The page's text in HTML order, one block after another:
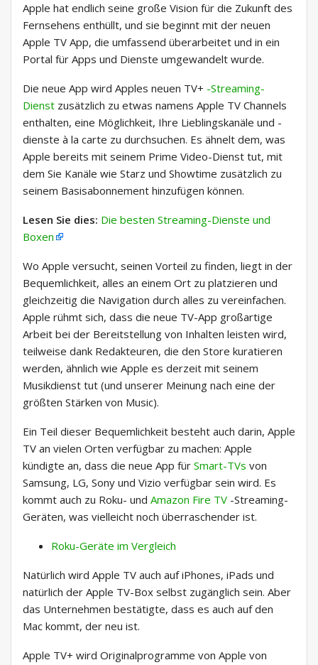
Apple hat endlich seine große Vision für die Zukunft des
Fernsehens enthüllt, und sie beginnt mit der neuen
Apple TV App, die umfassend überarbeitet und in ein
Portal für Apps und Dienste umgewandelt wurde.
Die neue App wird Apples neuen TV+ -Streaming-
Dienst zusätzlich zu etwas namens Apple TV Channels
enthalten, eine Möglichkeit, Ihre Lieblingskanäle und -
dienste à la carte zu durchsuchen. Es ähnelt dem, was
Apple bereits mit seinem Prime Video-Dienst tut, mit
dem Sie Kanäle wie Starz und Showtime zusätzlich zu
seinem Basisabonnement hinzufügen können.
Lesen Sie dies: Die besten Streaming-Dienste und
Boxen
Wo Apple versucht, seinen Vorteil zu finden, liegt in der
Bequemlichkeit, alles an einem Ort zu platzieren und
gleichzeitig die Navigation durch alles zu vereinfachen.
Apple rühmt sich, dass die neue TV-App großartige
Arbeit bei der Bereitstellung von Inhalten leisten wird,
teilweise dank Redakteuren, die den Store kuratieren
werden, ähnlich wie Apple es derzeit mit seinem
Musikdienst tut (und unserer Meinung nach eine der
größten Stärken von Music).
Ein Teil dieser Bequemlichkeit besteht auch darin, Apple
TV an vielen Orten verfügbar zu machen: Apple
kündigte an, dass die neue App für Smart-TVs von
Samsung, LG, Sony und Vizio verfügbar sein wird. Es
kommt auch zu Roku- und Amazon Fire TV -Streaming-
Geräten, was vielleicht noch überraschender ist.
Roku-Geräte im Vergleich
Natürlich wird Apple TV auch auf iPhones, iPads und
natürlich der Apple TV-Box selbst zugänglich sein. Aber
das Unternehmen bestätigte, dass es auch auf den
Mac kommt, der neu ist.
Apple TV+ wird Originalprogramme von Apple von